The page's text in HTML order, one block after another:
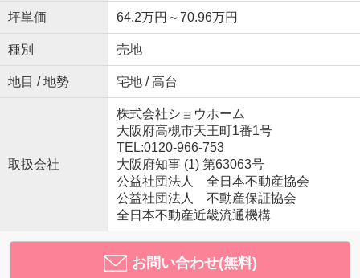
坪単価 64.2万円～70.96万円
種別 売地
地目 / 地勢 宅地 / 高台
取扱会社
株式会社ショウホーム
大阪府高槻市天王町1番1号
TEL:0120-966-753
大阪府知事 (1) 第63063号
公益社団法人 全日本不動産協会
公益社団法人 不動産保証協会
全日本不動産近畿流通機構
お問い合わせ(無料)